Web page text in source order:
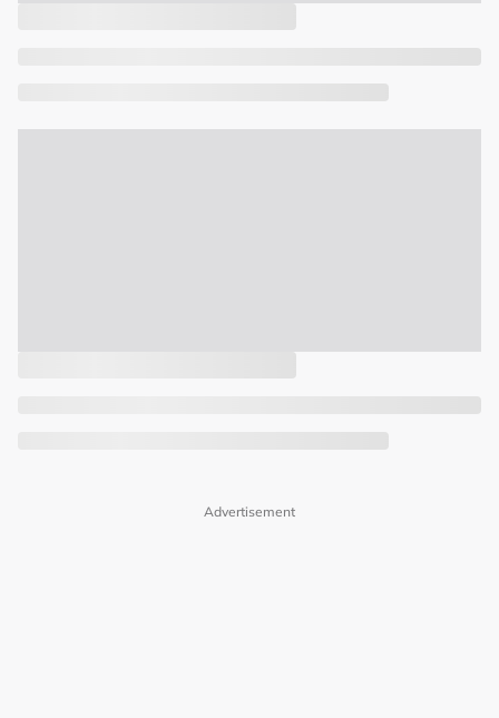
Advertisement